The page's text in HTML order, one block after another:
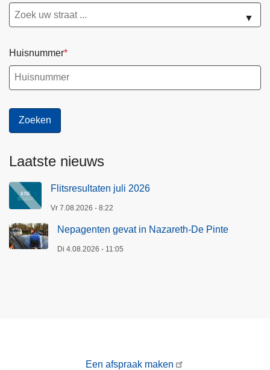
▼
Huisnummer
Laatste nieuws
Flitsresultaten juli 2026
Vr 7.08.2026 - 8:22
Nepagenten gevat in Nazareth-De Pinte
Di 4.08.2026 - 11:05
Een afspraak maken